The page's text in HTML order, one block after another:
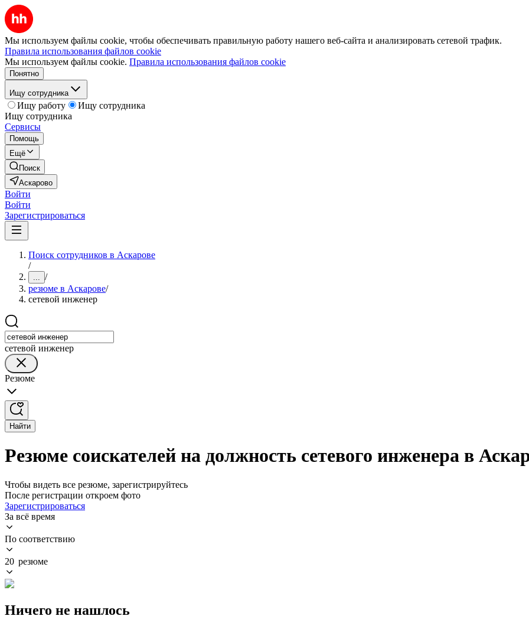
Мы используем файлы cookie, чтобы обеспечивать правильную работу нашего веб-сайта и анализировать сетевой трафик.
Правила использования файлов cookie
Мы используем файлы cookie. Правила использования файлов cookie
Понятно
Ищу сотрудника
Ищу работу
Ищу сотрудника
Ищу сотрудника
Сервисы
Помощь
Ещё
Поиск
Аскарово
Войти
Войти
Зарегистрироваться
Поиск сотрудников в Аскарове
/
... /
резюме в Аскарове/
сетевой инженер
сетевой инженер
Резюме
Найти
Резюме соискателей на должность сетевого инженера в
Чтобы видеть все резюме, зарегистрируйтесь
После регистрации откроем фото
Зарегистрироваться
За всё время
По соответствию
20 резюме
Ничего не нашлось